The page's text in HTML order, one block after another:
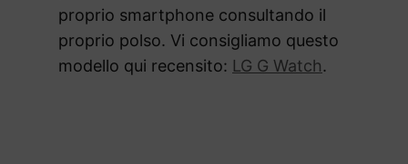
proprio smartphone consultando il
proprio polso. Vi consigliamo questo
modello qui recensito: LG G Watch.